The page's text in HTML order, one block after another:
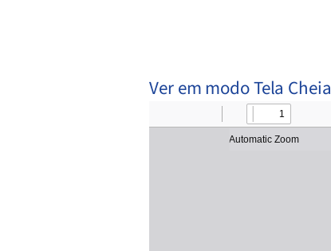
Ver em modo Tela Cheia